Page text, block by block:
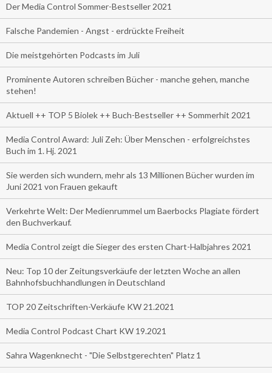
Der Media Control Sommer-Bestseller 2021
Falsche Pandemien - Angst - erdrückte Freiheit
Die meistgehörten Podcasts im Juli
Prominente Autoren schreiben Bücher - manche gehen, manche
stehen!
Aktuell ++ TOP 5 Biolek ++ Buch-Bestseller ++ Sommerhit 2021
Media Control Award: Juli Zeh: Über Menschen - erfolgreichstes
Buch im 1. Hj. 2021
Sie werden sich wundern, mehr als 13 Millionen Bücher wurden im
Juni 2021 von Frauen gekauft
Verkehrte Welt: Der Medienrummel um Baerbocks Plagiate fördert
den Buchverkauf.
Media Control zeigt die Sieger des ersten Chart-Halbjahres 2021
Neu: Top 10 der Zeitungsverkäufe der letzten Woche an allen
Bahnhofsbuchhandlungen in Deutschland
TOP 20 Zeitschriften-Verkäufe KW 21.2021
Media Control Podcast Chart KW 19.2021
Sahra Wagenknecht - "Die Selbstgerechten" Platz 1